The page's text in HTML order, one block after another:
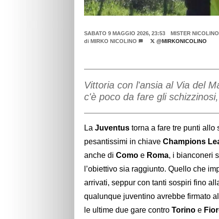
SABATO 9 MAGGIO 2026, 23:53
MISTER NICOLINO
di MIRKO NICOLINO @MIRKONICOLINO
Vittoria con l'ansia al Via del
c'è poco da fare gli
La Juventus torna a fare tre punti
pesantissimi in chiave Champions
anche di Como e Roma, i bianconeri
l’obiettivo sia raggiunto. Quello che
arrivati, seppur con tanti sospiri fino
qualunque juventino avrebbe firmato
le ultime due gare contro Torino e